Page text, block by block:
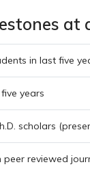
at
in last five
years
scholars
reviewed